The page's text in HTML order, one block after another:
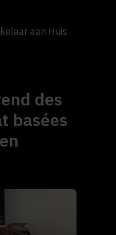
aan Huis
des
basées